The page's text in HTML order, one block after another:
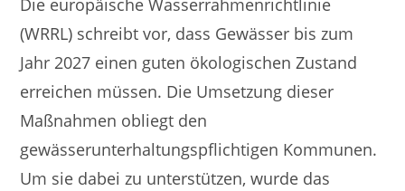
Die europäische Wasserrahmenrichtlinie
(WRRL) schreibt vor, dass Gewässer bis zum
Jahr 2027 einen guten ökologischen Zustand
erreichen müssen. Die Umsetzung dieser
Maßnahmen obliegt den
gewässerunterhaltungspflichtigen Kommunen.
Um sie dabei zu unterstützen, wurde das